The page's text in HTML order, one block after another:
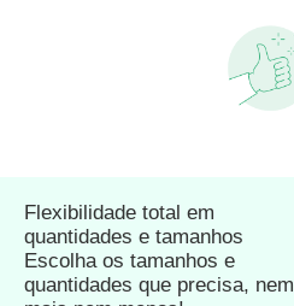
Flexibilidade total em
quantidades e tamanhos
Escolha os tamanhos e
quantidades que precisa, nem